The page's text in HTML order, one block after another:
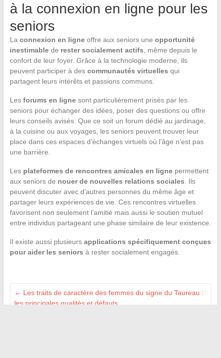
à la connexion en ligne pour les
seniors
La connexion en ligneoffre aux seniors une opportunité
inestimablede rester socialement actifs , même depuis le
confort de leur foyer. Grâce à la technologie moderne, ils
peuvent participer à des communautés virtuelles qui
partagent leurs intérêts et passions communs.
Les forums en lignesont particulièrement prisés par les
seniors pour échanger des idées, poser des questions ou offrir
leurs conseils avisés. Que ce soit un forum dédié au jardinage,
à la cuisine ou aux voyages, les seniors peuvent trouver leur
place dans ces espaces d’échanges virtuels où l’âge n’est pas
une barrière.
Les plateformes de rencontres amicales en lignepermettent
aux seniors de nouer de nouvelles relations sociales . Ils
peuvent discuter avec d’autres personnes du même âge et
partager leurs expériences de vie. Ces rencontres virtuelles
favorisent non seulement l’amitié mais aussi le soutien mutuel
entre individus partageant une phase similaire de leur existence.
Il existe aussi plusieurs applications spécifiquement conçues
pour aider les seniors à rester socialement engagés.
← Les traits de caractère des femmes du signe du Taureau :
les principales qualités et défauts